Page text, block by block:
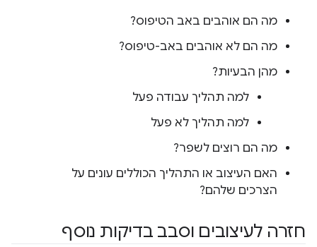
מה הם אוהבים באב הטיפוס?
מה הם לא אוהבים באב-טיפוס?
מהן הבעיות?
למה תהליך עבודה פעל
למה תהליך לא פעל
מה הם רוצים לשפר?
האם העיצוב או התהליך הכוללים עונים על
הצרכים שלהם?
חזרה לעיצובים וסבב בדיקות נוסף